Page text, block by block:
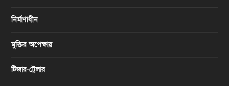
নির্মাণাধীন
মুক্তির অপেক্ষায়
টিজার-ট্রেলার